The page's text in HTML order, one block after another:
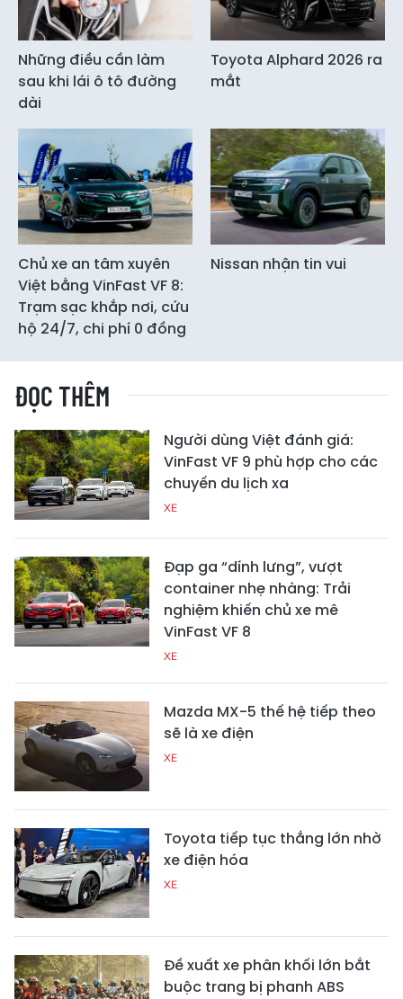
Những điều cần làm
sau khi lái ô tô đường
dài
Toyota Alphard 2026 ra
mắt
Chủ xe an tâm xuyên
Việt bằng VinFast VF 8:
Trạm sạc khắp nơi, cứu
hộ 24/7, chi phí 0 đồng
Nissan nhận tin vui
ĐỌC THÊM
Người dùng Việt đánh giá:
VinFast VF 9 phù hợp cho các
chuyến du lịch xa
XE
Đạp ga “dính lưng”, vượt
container nhẹ nhàng: Trải
nghiệm khiến chủ xe mê
VinFast VF 8
XE
Mazda MX-5 thế hệ tiếp theo
sẽ là xe điện
XE
Toyota tiếp tục thắng lớn nhờ
xe điện hóa
XE
Đề xuất xe phân khối lớn bắt
buộc trang bị phanh ABS